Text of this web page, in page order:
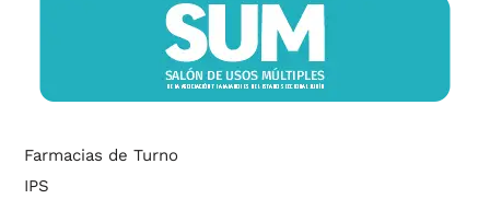
Farmacias de Turno
IPS